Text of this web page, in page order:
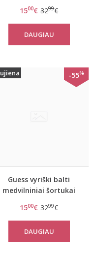
1500€ 3299€
DAUGIAU
-55%
Guess vyriški balti
medvilniniai šortukai
1500€ 3299€
DAUGIAU